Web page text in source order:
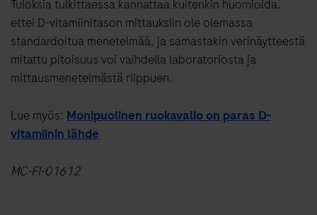
Tuloksia tulkittaessa kannattaa kuitenkin huomioida,
ettei D-vitamiinitason mittauksiin ole olemassa
standardoitua menetelmää, ja samastakin verinäytteestä
mitattu pitoisuus voi vaihdella laboratoriosta ja
mittausmenetelmästä riippuen.
Lue myös: Monipuolinen ruokavalio on paras D-
vitamiinin lähde
MC-FI-01612